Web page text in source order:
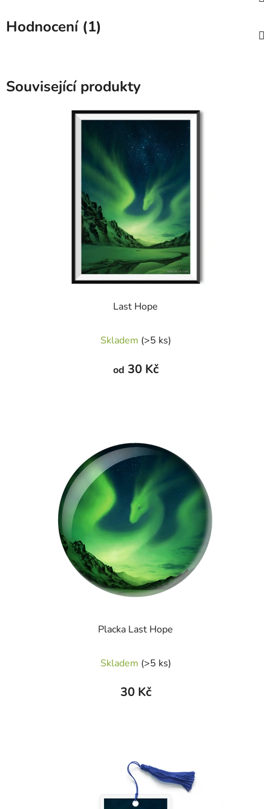
Hodnocení (1)
Související produkty
Last Hope
hodnocení
produktu
hvězdiček.
Skladem (>5 ks)
od 30 Kč
Placka Last Hope
Skladem (>5 ks)
30 Kč